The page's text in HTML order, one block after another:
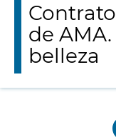
de
belleza